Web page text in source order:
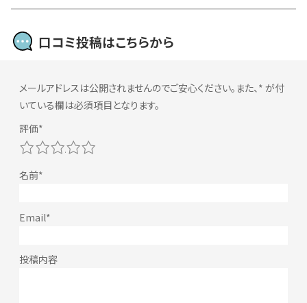
口コミ投稿はこちらから
メールアドレスは公開されませんのでご安心ください。また、 * が付
いている欄は必須項目となります。
5
4
3
2